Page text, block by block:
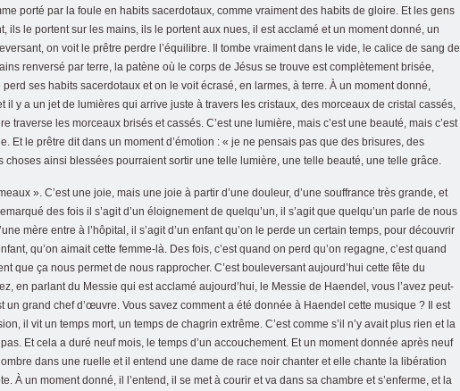
porté par la foule en habits sacerdotaux, comme vraiment des habits de gloire. Et les gens
ils le portent sur les mains, ils le portent aux nues, il est acclamé et un moment donné, un
on voit le prêtre perdre l’équilibre. Il tombe vraiment dans le vide, le calice de sang de
renversé par terre, la patène où le corps de Jésus se trouve est complètement brisée,
perd ses habits sacerdotaux et on le voit écrasé, en larmes, à terre. À un moment donné,
il y a un jet de lumières qui arrive juste à travers les cristaux, des morceaux de cristal cassés,
traverse les morceaux brisés et cassés. C’est une lumière, mais c’est une beauté, mais c’est
Et le prêtre dit dans un moment d’émotion : « je ne pensais pas que des brisures, des
choses ainsi blessées pourraient sortir une telle lumière, une telle beauté, une telle grâce.
». C’est une joie, mais une joie à partir d’une douleur, d’une souffrance très grande, et
des fois il s’agit d’un éloignement de quelqu’un, il s’agit que quelqu’un parle de nous
mère entre à l’hôpital, il s’agit d’un enfant qu’on le perde un certain temps, pour découvrir
qu’on aimait cette femme-là. Des fois, c’est quand on perd qu’on regagne, c’est quand
que ça nous permet de nous rapprocher. C’est bouleversant aujourd’hui cette fête du
en parlant du Messie qui est acclamé aujourd’hui, le Messie de Haendel, vous l’avez peut-
un grand chef d’œuvre. Vous savez comment a été donnée à Haendel cette musique ? Il est
il vit un temps mort, un temps de chagrin extrême. C’est comme s’il n’y avait plus rien et la
Et cela a duré neuf mois, le temps d’un accouchement. Et un moment donnée après neuf
dans une ruelle et il entend une dame de race noir chanter et elle chante la libération
À un moment donné, il l’entend, il se met à courir et va dans sa chambre et s’enferme, et la